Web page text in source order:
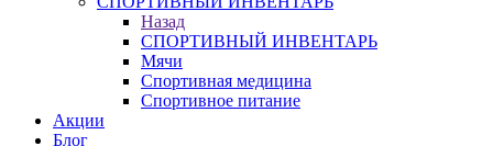
Назад
СПОРТИВНЫЙ ИНВЕНТАРЬ
Мячи
Спортивная медицина
Спортивное питание
Акции
Блог